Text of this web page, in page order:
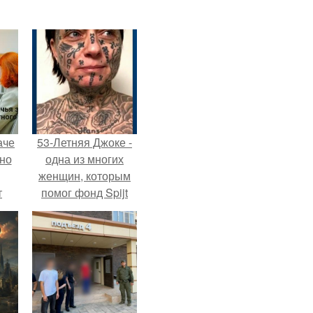
53-Летняя Джоке -
одна из многих
женщин, которым
помог фонд Spijt
van Tattoo,
основанный в
Роттердаме.